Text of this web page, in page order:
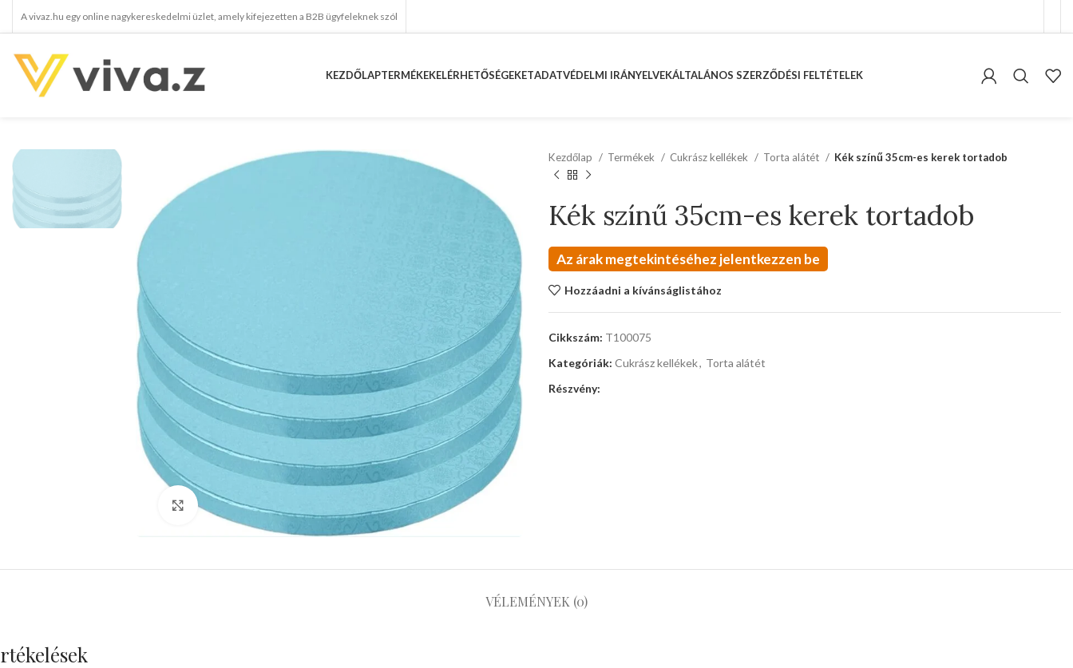
A vivaz.hu egy online nagykereskedelmi üzlet, amely kifejezetten a B2B ügyfeleknek szól
KEZDŐLAPTERMÉKEKELÉRHETŐSÉGEKETADATVÉDELMI IRÁNYELVEKÁLTALÁNOS SZERZŐDÉSI FELTÉTELEK
kattints a kinagyításhoz
Kezdőlap Termékek Cukrász kellékek Torta alátét Kék színű 35cm-es kerek tortadob
Kék színű 35cm-es kerek tortadob
Az árak megtekintéséhez jelentkezzen be
Hozzáadni a kívánságlistához
Cikkszám: T100075
Kategóriák: Cukrász kellékek, Torta alátét
Részvény:
VÉLEMÉNYEK (0)